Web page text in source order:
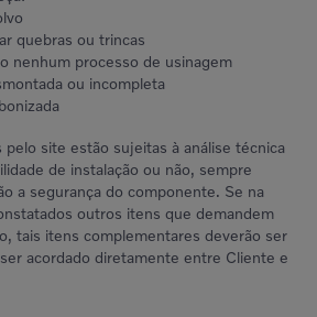
quebras ou trincas
nenhum processo de usinagem
ou incompleta
pelo site estão sujeitas à análise técnica
de instalação ou não, sempre
a segurança do componente. Se na
outros itens que demandem
tais itens complementares deverão ser
acordado diretamente entre Cliente e